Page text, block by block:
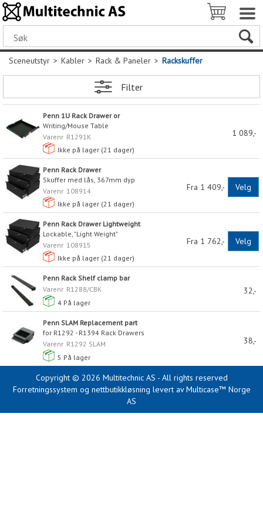
Sceneutstyr>Kabler>Rack & Paneler>Rackskuffer
Filter
Penn 1U Rack Drawer or
Writing/Mouse Table
Varenr R1291K
Ikke på lager (21 dager)
1 089,-
Penn Rack Drawer
Skuffer med lås, 367mm dyp
Varenr 108914
Ikke på lager (21 dager)
Fra 1 409,- Velg
Penn Rack Drawer Lightweight
Lockable, "Light Weight"
Varenr 108915
Ikke på lager (21 dager)
Fra 1 762,- Velg
Penn Rack Shelf clamp bar
Varenr R1288/CBK
4 På lager
32,-
Penn SLAM Replacement part
for R1292 - R1394 Rack Drawers
Varenr R1292 SLAM
5 På lager
38,-
Copyright © 2026 Multitechnic AS - All rights reserved
Forretningssystem og nettbutikkløsning levert avMulticase™ Norge
AS